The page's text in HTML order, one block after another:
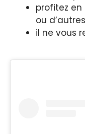
profitez
ou
il ne vous